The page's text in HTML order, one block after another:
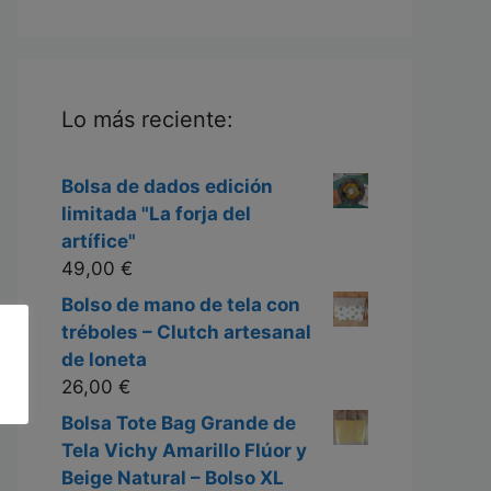
Lo más reciente:
Bolsa de dados edición
limitada "La forja del
artífice"
49,00 €
Bolso de mano de tela con
tréboles – Clutch artesanal
de loneta
26,00 €
Bolsa Tote Bag Grande de
Tela Vichy Amarillo Flúor y
Beige Natural – Bolso XL